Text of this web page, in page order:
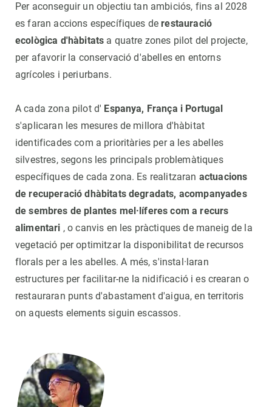
Per aconseguir un objectiu tan ambiciós, fins al 2028
es faran accions específiques derestauració
ecològica d'hàbitats a quatre zones pilot del projecte,
per afavorir la conservació d'abelles en entorns
agrícoles i periurbans.
A cada zona pilot d' Espanya, França i Portugal
s'aplicaran les mesures de millora d'hàbitat
identificades com a prioritàries per a les abelles
silvestres, segons les principals problemàtiques
específiques de cada zona. Es realitzaran actuacions
de recuperació dhàbitats degradats, acompanyades
de sembres de plantes mel·líferes com a recurs
alimentari , o canvis en les pràctiques de maneig de la
vegetació per optimitzar la disponibilitat de recursos
florals per a les abelles. A més, s'instal·laran
estructures per facilitar-ne la nidificació i es crearan o
restauraran punts d'abastament d'aigua, en territoris
on aquests elements siguin escassos.